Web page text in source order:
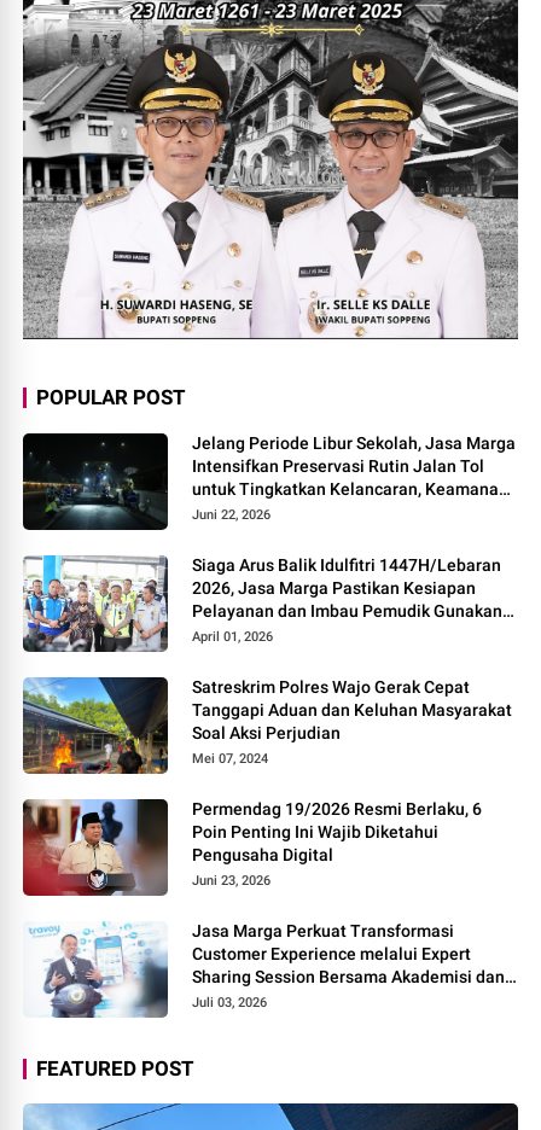
POPULAR POST
Jelang Periode Libur Sekolah, Jasa Marga
Intensifkan Preservasi Rutin Jalan Tol
untuk Tingkatkan Kelancaran, Keamanan
dan Kenyamanan Perjalanan
Juni 22, 2026
Siaga Arus Balik Idulfitri 1447H/Lebaran
2026, Jasa Marga Pastikan Kesiapan
Pelayanan dan Imbau Pemudik Gunakan
Rest Area Alternatif
April 01, 2026
Satreskrim Polres Wajo Gerak Cepat
Tanggapi Aduan dan Keluhan Masyarakat
Soal Aksi Perjudian
Mei 07, 2024
Permendag 19/2026 Resmi Berlaku, 6
Poin Penting Ini Wajib Diketahui
Pengusaha Digital
Juni 23, 2026
Jasa Marga Perkuat Transformasi
Customer Experience melalui Expert
Sharing Session Bersama Akademisi dan
Praktisi
Juli 03, 2026
FEATURED POST